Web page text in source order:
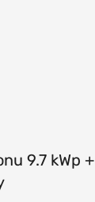
9.7 kWp +